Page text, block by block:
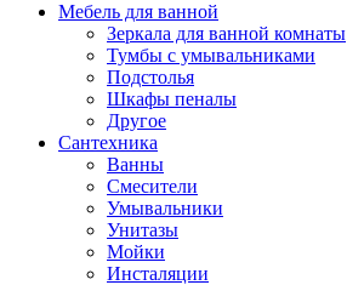
Мебель для ванной
Зеркала для ванной комнаты
Тумбы с умывальниками
Подстолья
Шкафы пеналы
Другое
Сантехника
Ванны
Смесители
Умывальники
Унитазы
Мойки
Инсталяции